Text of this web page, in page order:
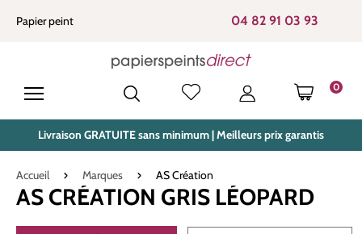
principal
Papier peint 04 82 91 03 93
0
LE
Livraison GRATUITE sans minimum | Meilleurs prix garantis
Accueil Marques AS Création
AS CRÉATION GRIS LÉOPARD